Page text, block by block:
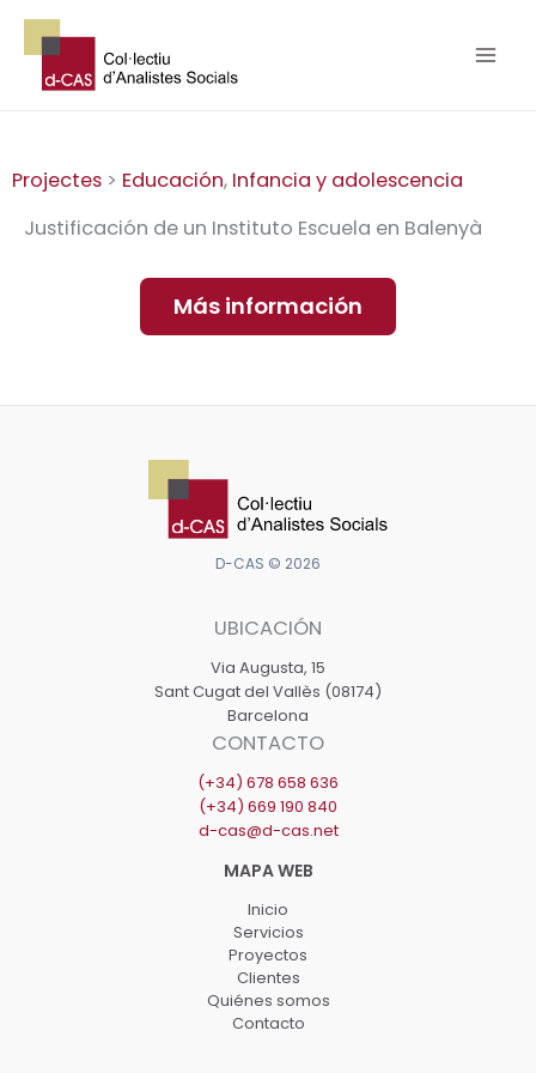
contenido
Projectes > Educación, Infancia y adolescencia
Justificación de un Instituto Escuela en Balenyà
Más información
D-CAS © 2026
UBICACIÓN
Via Augusta, 15
Sant Cugat del Vallès (08174)
Barcelona
CONTACTO
(+34) 678 658 636
(+34) 669 190 840
d-cas@d-cas.net
Inicio
Servicios
Proyectos
Clientes
Quiénes somos
Contacto